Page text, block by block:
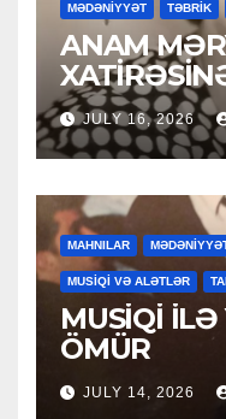
MƏDƏNİYYƏT TƏBRİK
ANAM
JULY 16, 2026
MAHNILAR
MUSİQİ VƏ ALƏTLƏR
MUSİQİ İLƏ
ÖMÜR
JULY 14, 2026